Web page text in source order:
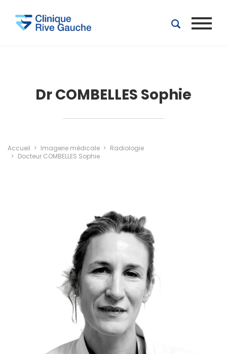
Dr COMBELLES Sophie
Accueil Imagerie médicale
Radiologie
Docteur COMBELLES Sophie